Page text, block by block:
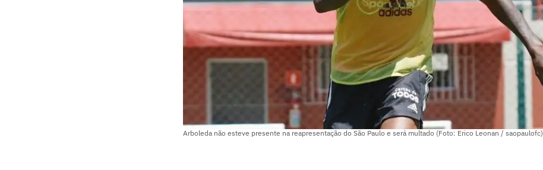
Arboleda não esteve presente na reapresentação do São Paulo e será multado (Foto: Erico Leonan / saopaulofc)